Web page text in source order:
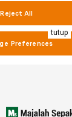
tutup